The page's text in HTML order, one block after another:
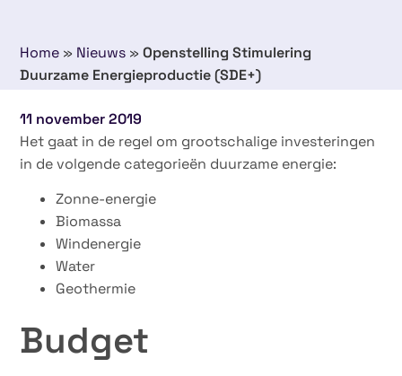
Home » Nieuws »Openstelling Stimulering
Duurzame Energieproductie (SDE+)
11 november 2019
Het gaat in de regel om grootschalige investeringen
in de volgende categorieën duurzame energie:
Zonne-energie
Biomassa
Windenergie
Water
Geothermie
Budget